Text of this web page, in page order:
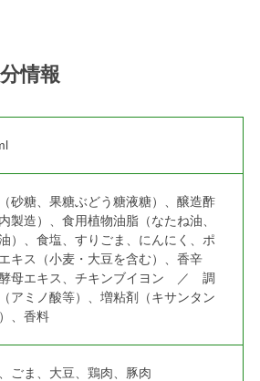
情報
砂糖、果糖ぶどう糖液糖）、醸造酢
内製造）、食用植物油脂（なたね油、
）、食塩、すりごま、にんにく、ポ
キス（小麦・大豆を含む）、香辛
母エキス、チキンブイヨン ／ 調
アミノ酸等）、増粘剤（キサンタン
、香料
ごま、大豆、鶏肉、豚肉